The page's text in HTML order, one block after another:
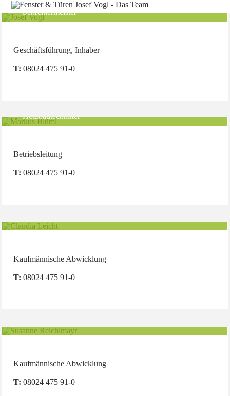
Schreinermeister
Geschäftsführung, Inhaber
T: 08024 475 91-0
Holzbautechniker
Betriebsleitung
T: 08024 475 91-0
Kaufmännische Abwicklung
T: 08024 475 91-0
Kaufmännische Abwicklung
T: 08024 475 91-0